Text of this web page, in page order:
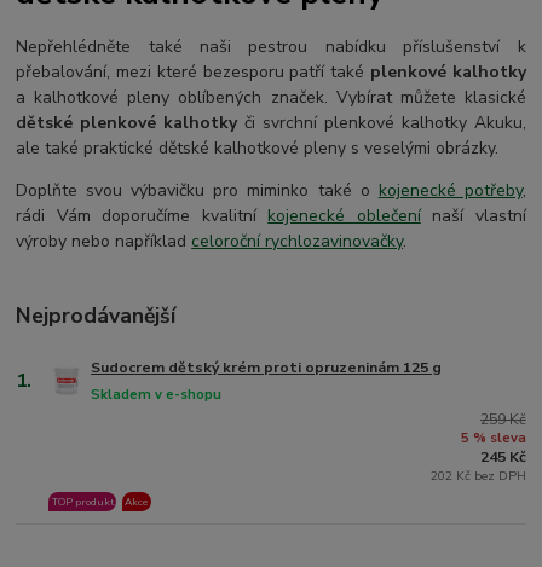
Nepřehlédněte také naši pestrou nabídku příslušenství k
přebalování, mezi které bezesporu patří také plenkové kalhotky
a kalhotkové pleny oblíbených značek. Vybírat můžete klasické
dětské plenkové kalhotkyči svrchní plenkové kalhotky Akuku,
ale také praktické dětské kalhotkové pleny s veselými obrázky.
Doplňte svou výbavičku pro miminko také o kojenecké potřeby,
rádi Vám doporučíme kvalitní kojenecké oblečenínaší vlastní
výroby nebo například celoroční rychlozavinovačky.
Nejprodávanější
1. Sudocrem dětský krém proti opruzeninám 125 g
Skladem v e-shopu
TOP produkt Akce
259 Kč
5 % sleva
245 Kč
202 Kč bez DPH